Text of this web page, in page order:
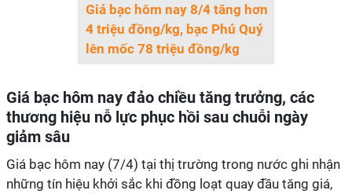
Giá bạc hôm nay 8/4 tăng hơn
4 triệu đồng/kg, bạc Phú Quý
lên mốc 78 triệu đồng/kg
Giá bạc hôm nay đảo chiều tăng trưởng, các
thương hiệu nỗ lực phục hồi sau chuỗi ngày
giảm sâu
Giá bạc hôm nay (7/4) tại thị trường trong nước ghi nhận
những tín hiệu khởi sắc khi đồng loạt quay đầu tăng giá,